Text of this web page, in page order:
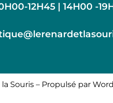
12H45 | 14H00 -
Souris – Propulsé par